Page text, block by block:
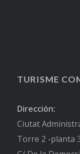
TURISME
Dirección:
Ciutat
Torre 2 -planta